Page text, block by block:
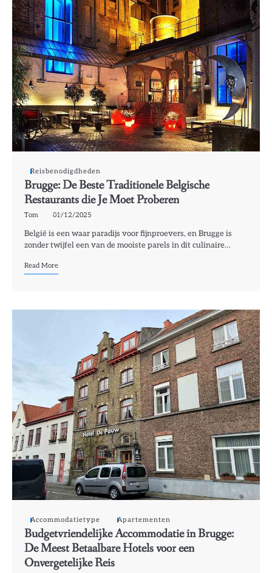
Reisbenodigdheden
Brugge: De Beste Traditionele Belgische
Restaurants die Je Moet Proberen
Tom 01/12/2025
België is een waar paradijs voor fijnproevers, en Brugge is
zonder twijfel een van de mooiste parels in dit culinaire…
Read More
Accommodatietype Apartementen
Budgetvriendelijke Accommodatie in Brugge:
De Meest Betaalbare Hotels voor een
Onvergetelijke Reis